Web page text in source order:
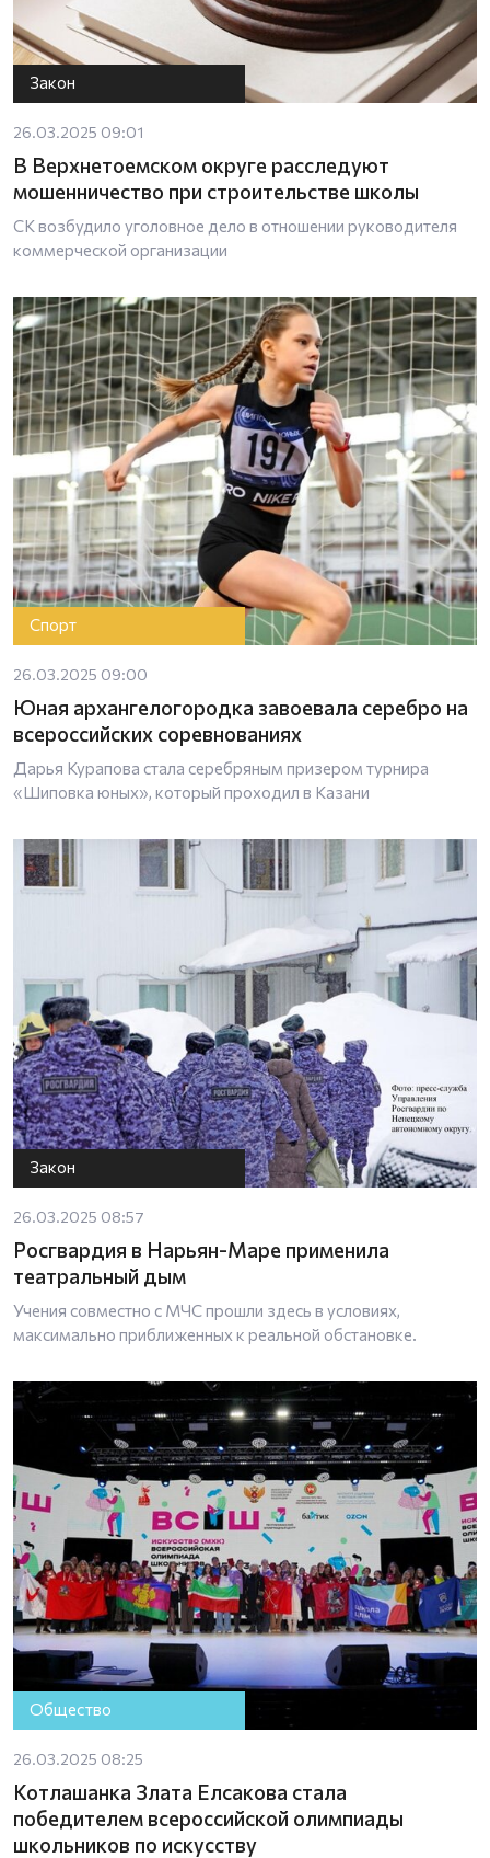
Закон
26.03.2025 09:01
В Верхнетоемском округе расследуют
мошенничество при строительстве школы
СК возбудило уголовное дело в отношении руководителя
коммерческой организации
Спорт
26.03.2025 09:00
Юная архангелогородка завоевала серебро на
всероссийских соревнованиях
Дарья Курапова стала серебряным призером турнира
«Шиповка юных», который проходил в Казани
Закон
26.03.2025 08:57
Росгвардия в Нарьян-Маре применила
театральный дым
Учения совместно с МЧС прошли здесь в условиях,
максимально приближенных к реальной обстановке.
Общество
26.03.2025 08:25
Котлашанка Злата Елсакова стала
победителем всероссийской олимпиады
школьников по искусству